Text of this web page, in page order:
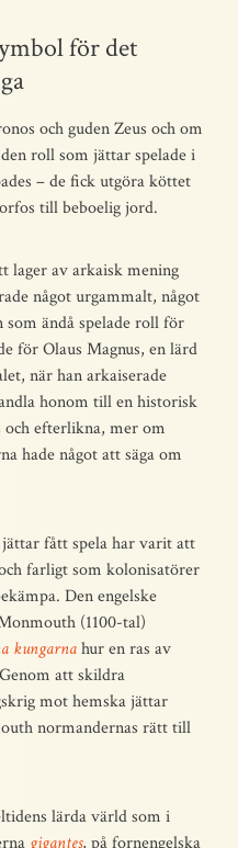
för det
och guden Zeus och om
roll som jättar spelade i
– de fick utgöra köttet
till beboelig jord.
lager av arkaisk mening
något urgammalt, något
ändå spelade roll för
för Olaus Magnus, en lärd
när han arkaiserade
honom till en historisk
efterlikna, mer om
hade något att säga om
fått spela har varit att
farligt som kolonisatörer
Den engelske
(1100-tal)
kungarnahur en ras av
att skildra
mot hemska jättar
normandernas rätt till
lärda värld som i
gigantes, på fornengelska